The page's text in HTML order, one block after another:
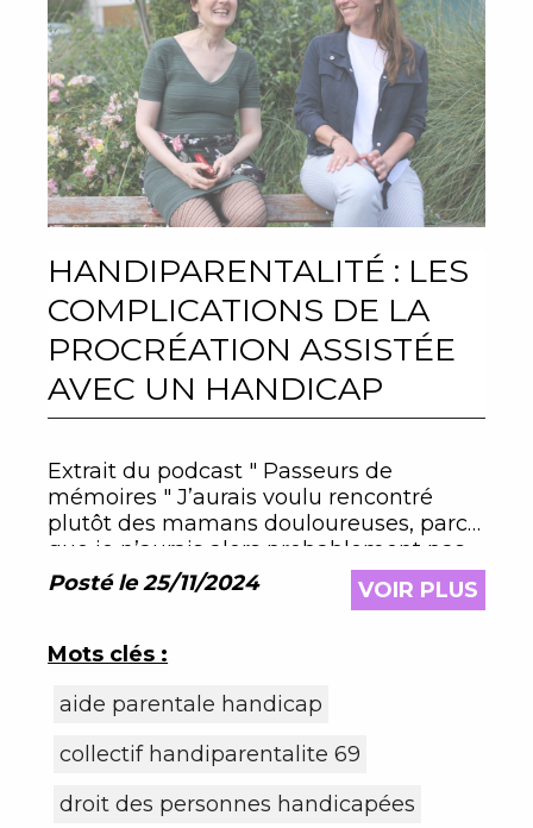
HANDIPARENTALITÉ : LES
COMPLICATIONS DE LA
PROCRÉATION ASSISTÉE
AVEC UN HANDICAP
Extrait du podcast " Passeurs de
mémoires " J’aurais voulu rencontré
plutôt des mamans douloureuses, parce
que je n’aurais alors probablement pas
attendu autant de temps pour devenir
Posté le 25/11/2024 VOIR PLUS
Mots clés :
aide parentale handicap
collectif handiparentalite 69
droit des personnes handicapées